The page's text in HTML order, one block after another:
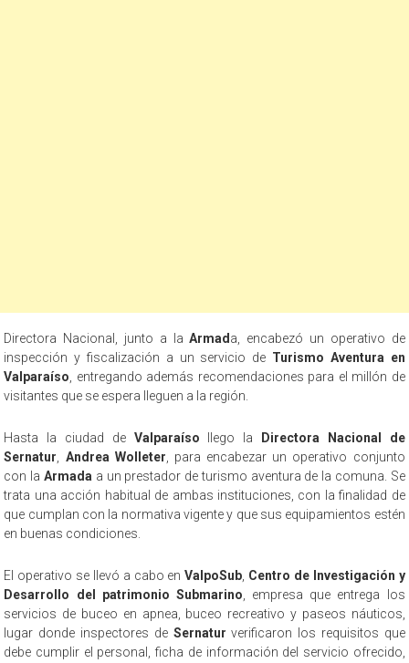
Directora Nacional, junto a laArmad a, encabezó un operativo de
inspección y fiscalización a un servicio de Turismo Aventura en
Valparaíso , entregando además recomendaciones para el millón de
visitantes que se espera lleguen a la región.
Hasta la ciudad de Valparaíso llego la
Directora Nacional de
Sernatur
Andrea Wolleter , para encabezar un operativo conjunto
con la Armada a un prestador de turismo aventura de la comuna. Se
trata una acción habitual de ambas instituciones, con la finalidad de
que cumplan con la normativa vigente y que sus equipamientos estén
en buenas condiciones.
El operativo se llevó a cabo enValpoSub Centro de Investigación y
Desarrollo del patrimonio Submarino , empresa que entrega los
servicios de buceo en apnea, buceo recreativo y paseos náuticos,
lugar donde inspectores de Sernatur verificaron los requisitos que
debe cumplir el personal, ficha de información del servicio ofrecido,